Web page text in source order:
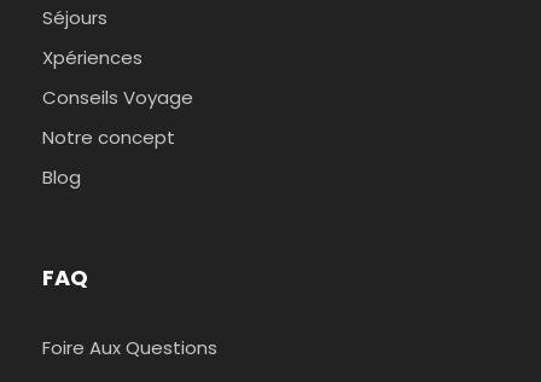
Séjours
Xpériences
Conseils Voyage
Notre concept
Blog
FAQ
Foire Aux Questions